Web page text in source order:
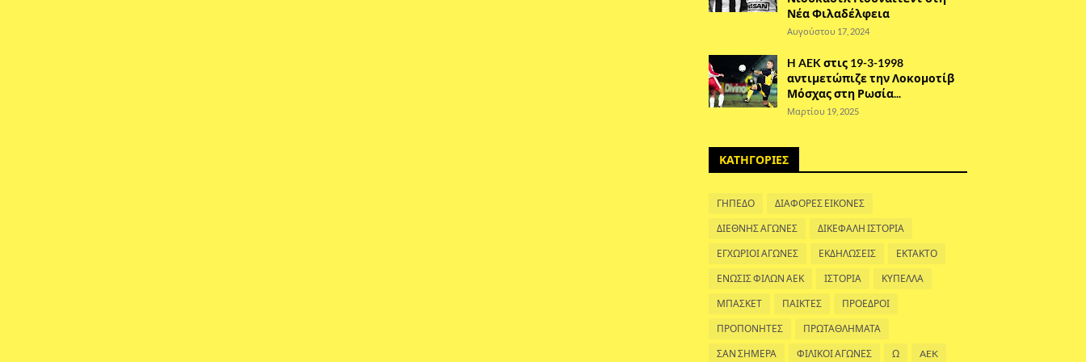
Νέα Φιλαδέλφεια
Αυγούστου 17, 2024
H AEK στις 19-3-1998
αντιμετώπιζε την Λοκομοτίβ
Μόσχας στη Ρωσία...
Μαρτίου 19, 2025
ΚΑΤΗΓΟΡΙΕΣ
ΓΗΠΕΔΟ ΔΙΑΦΟΡΕΣ ΕΙΚΟΝΕΣ
ΔΙΕΘΝΗΣ ΑΓΩΝΕΣ ΔΙΚΕΦΑΛΗ ΙΣΤΟΡΙΑ
ΕΓΧΩΡΙΟΙ ΑΓΩΝΕΣ ΕΚΔΗΛΩΣΕΙΣ ΕΚΤΑΚΤΟ
ΕΝΩΣΙΣ ΦΙΛΩΝ ΑΕΚ ΙΣΤΟΡΙΑ ΚΥΠΕΛΛΑ
ΜΠΑΣΚΕΤ ΠΑΙΚΤΕΣ ΠΡΟΕΔΡΟΙ
ΠΡΟΠΟΝΗΤΕΣ ΠΡΩΤΑΘΛΗΜΑΤΑ
ΣΑΝ ΣΗΜΕΡΑ ΦΙΛΙΚΟΙ ΑΓΩΝΕΣ Ω AEK